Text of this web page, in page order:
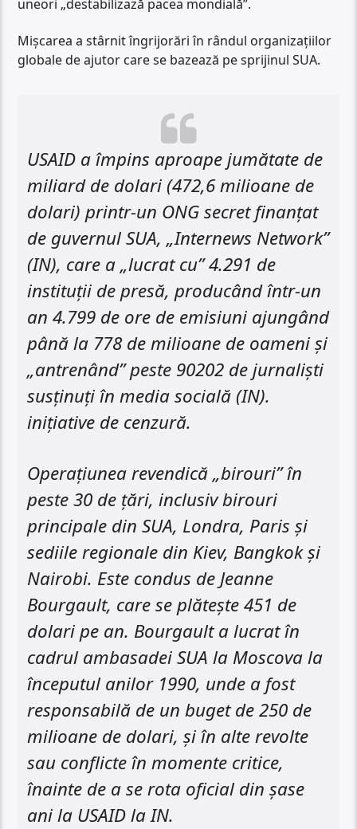
uneori „destabilizază pacea mondială”.
Mișcarea a stârnit îngrijorări în rândul organizațiilor
globale de ajutor care se bazează pe sprijinul SUA.
USAID a împins aproape jumătate de
miliard de dolari (472,6 milioane de
dolari) printr-un ONG secret finanțat
de guvernul SUA, „Internews Network”
(IN), care a „lucrat cu” 4.291 de
instituții de presă, producând într-un
an 4.799 de ore de emisiuni ajungând
până la 778 de milioane de oameni și
„antrenând” peste 90202 de jurnalişti
susținuți în media socială (IN).
inițiative de cenzură.
Operațiunea revendică „birouri” în
peste 30 de țări, inclusiv birouri
principale din SUA, Londra, Paris și
sediile regionale din Kiev, Bangkok și
Nairobi. Este condus de Jeanne
Bourgault, care se plătește 451 de
dolari pe an. Bourgault a lucrat în
cadrul ambasadei SUA la Moscova la
începutul anilor 1990, unde a fost
responsabilă de un buget de 250 de
milioane de dolari, și în alte revolte
sau conflicte în momente critice,
înainte de a se rota oficial din șase
ani la USAID la IN.